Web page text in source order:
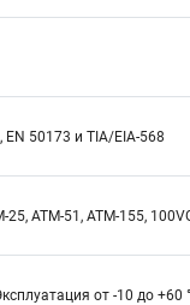
50173 и TIA/EIA-568
25, ATM-51, ATM-155,
от -10 до +60